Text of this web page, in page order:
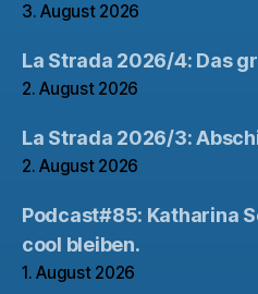
3. August 2026
La Strada 2026/4: Das
2. August 2026
La Strada 2026/3:
2. August 2026
Podcast#85: Katharina
cool bleiben.
1. August 2026